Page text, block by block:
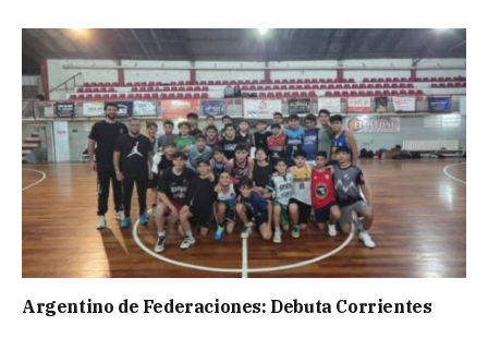
Argentino de Federaciones: Debuta Corrientes